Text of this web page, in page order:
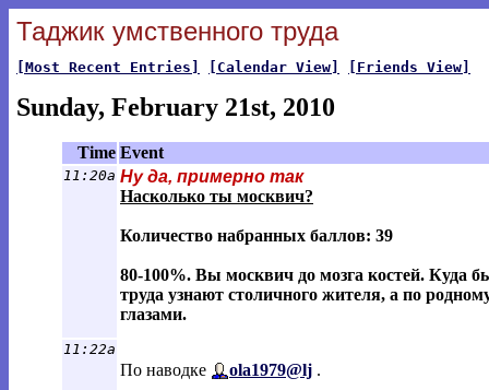
Таджик умственного труда
[Most Recent Entries] [Calendar View] [Friends View]
Sunday, February 21st, 2010
Time Event
11:20a Ну да, примерно так
Насколько ты москвич?
Количество набранных баллов: 39
80-100%. Вы москвич до мозга костей. Куда
труда узнают столичного жителя, а по
глазами.
11:22a
По наводке ola1979@lj .